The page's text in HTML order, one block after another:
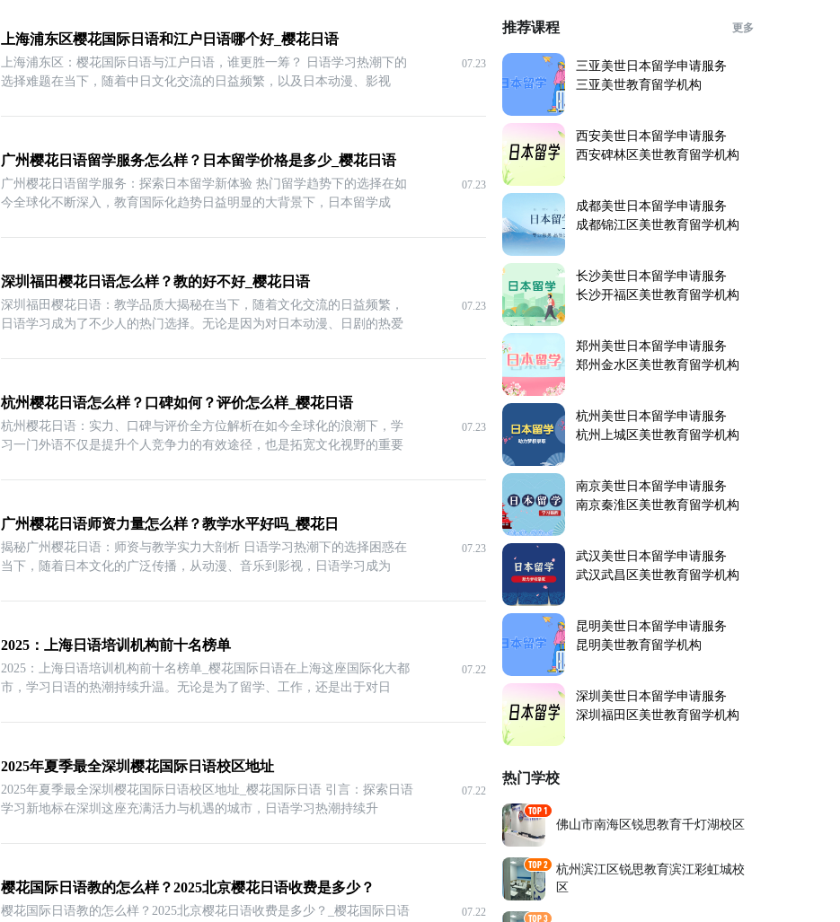
上海浦东区樱花国际日语和江户日语哪个好_樱花日语
上海浦东区：樱花国际日语与江户日语，谁更胜一筹？ 日语学习热潮下的
选择难题在当下，随着中日文化交流的日益频繁，以及日本动漫、影视
07.23
广州樱花日语留学服务怎么样？日本留学价格是多少_樱花日语
广州樱花日语留学服务：探索日本留学新体验 热门留学趋势下的选择在如
今全球化不断深入，教育国际化趋势日益明显的大背景下，日本留学成
07.23
深圳福田樱花日语怎么样？教的好不好_樱花日语
深圳福田樱花日语：教学品质大揭秘在当下，随着文化交流的日益频繁，
日语学习成为了不少人的热门选择。无论是因为对日本动漫、日剧的热爱
07.23
杭州樱花日语怎么样？口碑如何？评价怎么样_樱花日语
杭州樱花日语：实力、口碑与评价全方位解析在如今全球化的浪潮下，学
习一门外语不仅是提升个人竞争力的有效途径，也是拓宽文化视野的重要
07.23
广州樱花日语师资力量怎么样？教学水平好吗_樱花日
揭秘广州樱花日语：师资与教学实力大剖析 日语学习热潮下的选择困惑在
当下，随着日本文化的广泛传播，从动漫、音乐到影视，日语学习成为
07.23
2025：上海日语培训机构前十名榜单
2025：上海日语培训机构前十名榜单_樱花国际日语在上海这座国际化大都
市，学习日语的热潮持续升温。无论是为了留学、工作，还是出于对日
07.22
2025年夏季最全深圳樱花国际日语校区地址
2025年夏季最全深圳樱花国际日语校区地址_樱花国际日语 引言：探索日语
学习新地标在深圳这座充满活力与机遇的城市，日语学习热潮持续升
07.22
樱花国际日语教的怎么样？2025北京樱花日语收费是多少？
樱花国际日语教的怎么样？2025北京樱花日语收费是多少？_樱花国际日语
07.22
推荐课程 更多
三亚美世日本留学申请服务
三亚美世教育留学机构
西安美世日本留学申请服务
西安碑林区美世教育留学机构
成都美世日本留学申请服务
成都锦江区美世教育留学机构
长沙美世日本留学申请服务
长沙开福区美世教育留学机构
郑州美世日本留学申请服务
郑州金水区美世教育留学机构
杭州美世日本留学申请服务
杭州上城区美世教育留学机构
南京美世日本留学申请服务
南京秦淮区美世教育留学机构
武汉美世日本留学申请服务
武汉武昌区美世教育留学机构
昆明美世日本留学申请服务
昆明美世教育留学机构
深圳美世日本留学申请服务
深圳福田区美世教育留学机构
热门学校
佛山市南海区锐思教育千灯湖校区
杭州滨江区锐思教育滨江彩虹城校
区